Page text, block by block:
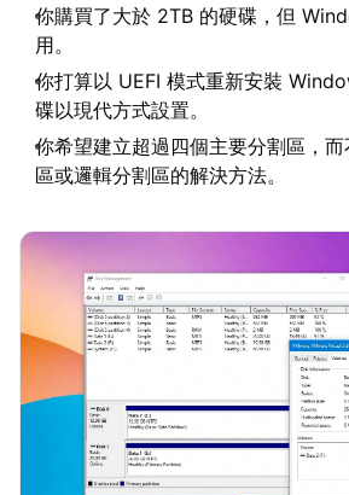
你購買了大於 2TB 的硬碟，但
用。
你打算以 UEFI 模式重新安裝
碟以現代方式設置。
你希望建立超過四個主要分割區，
區或邏輯分割區的解決方法。